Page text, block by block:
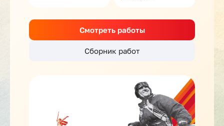
Смотреть работы
Сборник работ